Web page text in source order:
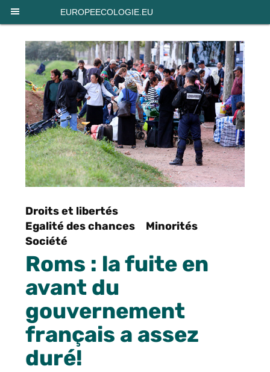
EUROPEECOLOGIE.EU
Droits et libertés
Egalité des chances
Minorités
Société
Roms : la fuite en
avant du
gouvernement
français a assez
duré!